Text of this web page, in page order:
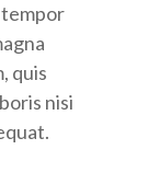
tempor
quis
nisi